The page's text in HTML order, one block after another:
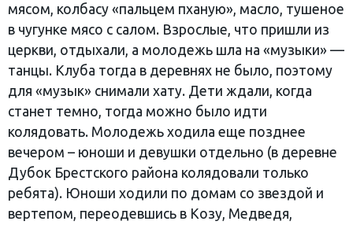
мясом, колбасу «пальцем пханую», масло, тушеное
в чугунке мясо с салом. Взрослые, что пришли из
церкви, отдыхали, а молодежь шла на «музыки» —
танцы. Клуба тогда в деревнях не было, поэтому
для «музык» снимали хату. Дети ждали, когда
станет темно, тогда можно было идти
колядовать. Молодежь ходила еще позднее
вечером – юноши и девушки отдельно (в деревне
Дубок Брестского района колядовали только
ребята). Юноши ходили по домам со звездой и
вертепом, переодевшись в Козу, Медведя,